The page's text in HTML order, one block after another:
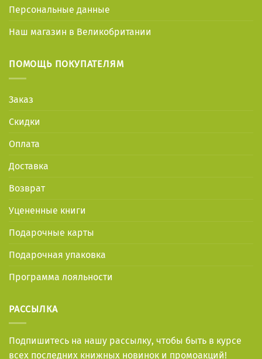
Персональные данные
Наш магазин в Великобритании
ПОМОЩЬ ПОКУПАТЕЛЯМ
Заказ
Скидки
Оплата
Доставка
Возврат
Уцененные книги
Подарочные карты
Подарочная упаковка
Программа лояльности
РАССЫЛКА
Подпишитесь на нашу рассылку, чтобы быть в курсе
всех последних книжных новинок и промоакций!